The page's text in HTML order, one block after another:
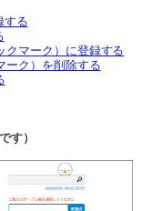
する
クマーク）に登録する
ーク）を削除する
す）